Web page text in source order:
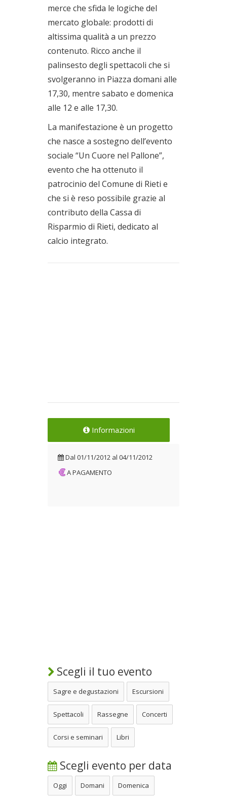
merce che sfida le logiche del
mercato globale: prodotti di
altissima qualità a un prezzo
contenuto. Ricco anche il
palinsesto degli spettacoli che si
svolgeranno in Piazza domani alle
17,30, mentre sabato e domenica
alle 12 e alle 17,30.
La manifestazione è un progetto
che nasce a sostegno dell’evento
sociale “Un Cuore nel Pallone”,
evento che ha ottenuto il
patrocinio del Comune di Rieti e
che si è reso possibile grazie al
contributo della Cassa di
Risparmio di Rieti, dedicato al
calcio integrato.
Informazioni
Dal 01/11/2012 al 04/11/2012
A PAGAMENTO
Scegli il tuo evento
Sagre e degustazioni Escursioni
Spettacoli Rassegne Concerti
Corsi e seminari Libri
Scegli evento per data
Oggi Domani Domenica